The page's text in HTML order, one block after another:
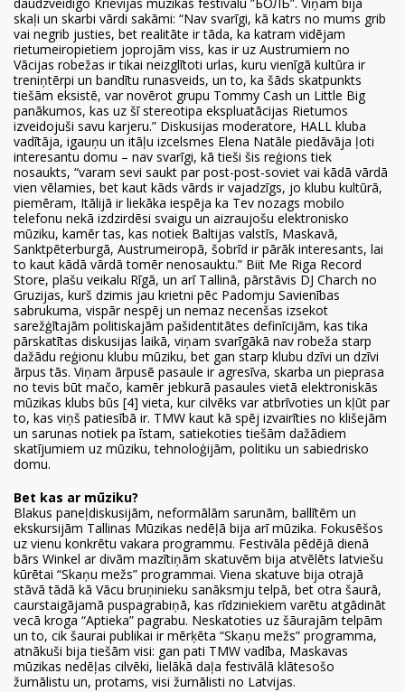
skaļi un skarbi vārdi sakāmi: “Nav svarīgi, kā katrs no mums grib
vai negrib justies, bet realitāte ir tāda, ka katram vidējam
rietumeiropietiem joprojām viss, kas ir uz Austrumiem no
Vācijas robežas ir tikai neizglītoti urlas, kuru vienīgā kultūra ir
treniņtērpi un bandītu runasveids, un to, ka šāds skatpunkts
tiešām eksistē, var novērot grupu Tommy Cash un Little Big
panākumos, kas uz šī stereotipa ekspluatācijas Rietumos
izveidojuši savu karjeru.” Diskusijas moderatore, HALL kluba
vadītāja, igauņu un itāļu izcelsmes Elena Natāle piedāvāja ļoti
interesantu domu – nav svarīgi, kā tieši šis reģions tiek
nosaukts, “varam sevi saukt par post-post-soviet vai kādā vārdā
vien vēlamies, bet kaut kāds vārds ir vajadzīgs, jo klubu kultūrā,
piemēram, Itālijā ir liekāka iespēja ka Tev nozags mobilo
telefonu nekā izdzirdēsi svaigu un aizraujošu elektronisko
mūziku, kamēr tas, kas notiek Baltijas valstīs, Maskavā,
Sanktpēterburgā, Austrumeiropā, šobrīd ir pārāk interesants, lai
to kaut kādā vārdā tomēr nenosauktu.” Biit Me Riga Record
Store, plašu veikalu Rīgā, un arī Tallinā, pārstāvis DJ Charch no
Gruzijas, kurš dzimis jau krietni pēc Padomju Savienības
sabrukuma, vispār nespēj un nemaz necenšas izsekot
sarežģītajām politiskajām pašidentitātes definīcijām, kas tika
pārskatītas diskusijas laikā, viņam svarīgākā nav robeža starp
dažādu reģionu klubu mūziku, bet gan starp klubu dzīvi un dzīvi
ārpus tās. Viņam ārpusē pasaule ir agresīva, skarba un pieprasa
no tevis būt mačo, kamēr jebkurā pasaules vietā elektroniskās
mūzikas klubs būs [4] vieta, kur cilvēks var atbrīvoties un kļūt par
to, kas viņš patiesībā ir. TMW kaut kā spēj izvairīties no klišejām
un sarunas notiek pa īstam, satiekoties tiešām dažādiem
skatījumiem uz mūziku, tehnoloģijām, politiku un sabiedrisko
domu.
Bet kas ar mūziku?
Blakus paneļdiskusijām, neformālām sarunām, ballītēm un
ekskursijām Tallinas Mūzikas nedēļā bija arī mūzika. Fokusēšos
uz vienu konkrētu vakara programmu. Festivāla pēdējā dienā
bārs Winkel ar divām mazītiņām skatuvēm bija atvēlēts latviešu
kūrētai “Skaņu mežs” programmai. Viena skatuve bija otrajā
stāvā tādā kā Vācu bruņinieku sanāksmju telpā, bet otra šaurā,
caurstaigājamā puspagrabiņā, kas rīdziniekiem varētu atgādināt
vecā kroga “Aptieka” pagrabu. Neskatoties uz šāurajām telpām
un to, cik šaurai publikai ir mērķēta “Skaņu mežs” programma,
atnākuši bija tiešām visi: gan pati TMW vadība, Maskavas
mūzikas nedēļas cilvēki, lielākā daļa festivālā klātesošo
žurnālistu un, protams, visi žurnālisti no Latvijas.